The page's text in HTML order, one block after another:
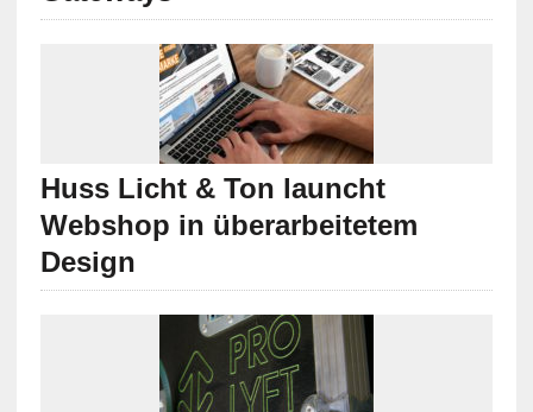
Huss Licht & Ton launcht
Webshop in überarbeitetem
Design